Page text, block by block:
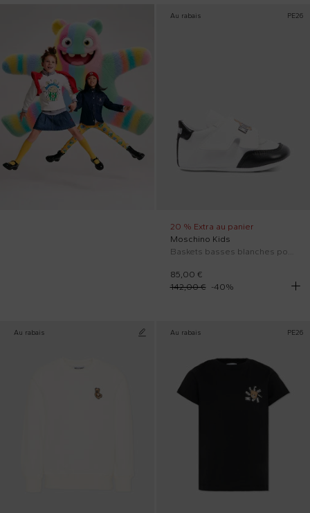
Au rabais PE26
20 % Extra au panier
Moschino Kids
85,00 €
142,00 €
-40%
Au rabais Au rabais PE26